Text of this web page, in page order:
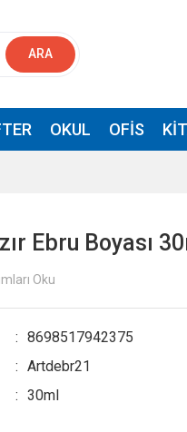
ARA
OKUL OFIS
Ebru Boyası
Oku
8698517942375
Artdebr21
30ml